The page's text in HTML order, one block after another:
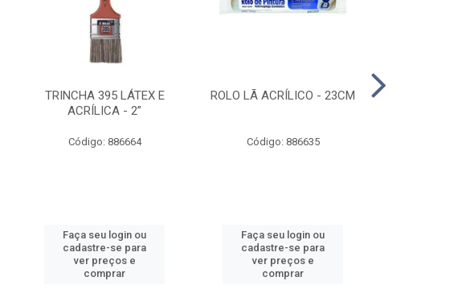
TRINCHA 395 LÁTEX E
ACRÍLICA - 2”
Código: 886664
Faça seu login ou
cadastre-se para
ver preços e
comprar
ROLO LÃ ACRÍLICO - 23CM
Código: 886635
Faça seu login ou
cadastre-se para
ver preços e
comprar